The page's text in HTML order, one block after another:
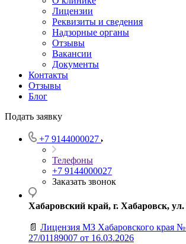
Лицензии
Реквизиты и сведения
Надзорные органы
Отзывы
Вакансии
Документы
Контакты
Отзывы
Блог
Подать заявку
+7 9144000027
Телефоны
+7 9144000027
Заказать звонок
Хабаровский край, г. Хабаровск, ул.
📄 Лицензия МЗ Хабаровского края
27/01189007 от 16.03.2026